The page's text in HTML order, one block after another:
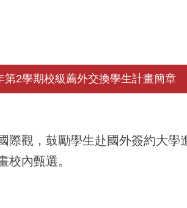
第2學期校級薦外交換學生計畫簡章
際觀，鼓勵學生赴國外簽約大學
校內甄選。